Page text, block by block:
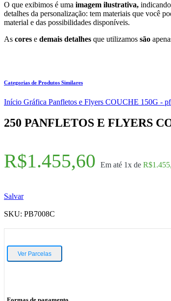
O que exibimos é uma imagem ilustrativa,
detalhes da personalização: tem materiais que você
material e das possibilidades disponíveis.
As cores e demais detalhes que utilizamos são
Categorias de Produtos Similares
Início Gráfica Panfletos e Flyers COUCHE 150G -
250 PANFLETOS E FLYERS
R$1.455,60 Em até 1x de R$
Salvar
SKU: PB7008C
Ver Parcelas